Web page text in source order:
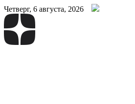
Четверг, 6 августа, 2026